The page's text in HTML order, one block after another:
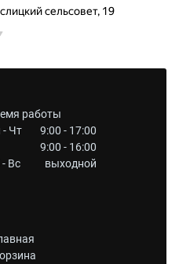
работы
- Чт
9:00 - 17:00
9:00 - 16:00
Вс
выходной